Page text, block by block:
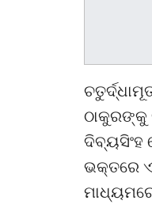
ଠାକୁରଙ୍କୁ
ଦିବ୍ୟସିଂହ
ଭକ୍ତରେ